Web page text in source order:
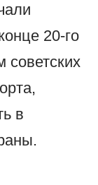
20-го
советских
в